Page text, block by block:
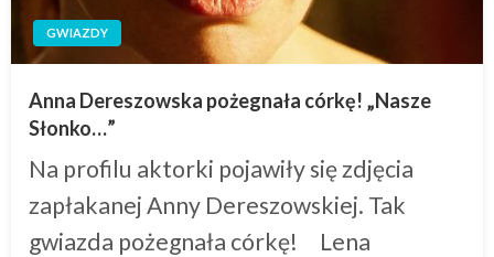
GWIAZDY
Anna Dereszowska pożegnała córkę! „Nasze
Słonko…”
Na profilu aktorki pojawiły się zdjęcia
zapłakanej Anny Dereszowskiej. Tak
gwiazda pożegnała córkę! Lena